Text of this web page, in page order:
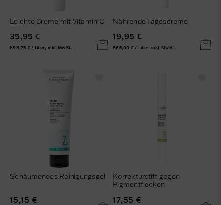
Leichte Creme mit Vitamin C
35,95 €
898,75 € / Liter, inkl. MwSt.
Nährende Tagescreme
19,95 €
665,00 € / Liter, inkl. MwSt.
Schäumendes Reinigungsgel
15,15 €
Korrekturstift gegen
Pigmentflecken
17,55 €